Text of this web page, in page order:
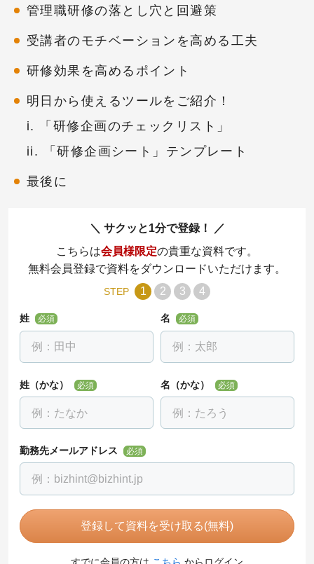
管理職研修の落とし穴と回避策
受講者のモチベーションを高める工夫
研修効果を高めるポイント
明日から使えるツールをご紹介！
i. 「研修企画のチェックリスト」
ii. 「研修企画シート」テンプレート
最後に
サクッと1分で登録！
こちらは会員様限定の貴重な資料です。
無料会員登録で資料をダウンロードいただけます。
STEP 1 2 3 4
姓 必須 名 必須
姓（かな） 必須 名（かな） 必須
勤務先メールアドレス 必須
登録して資料を受け取る(無料)